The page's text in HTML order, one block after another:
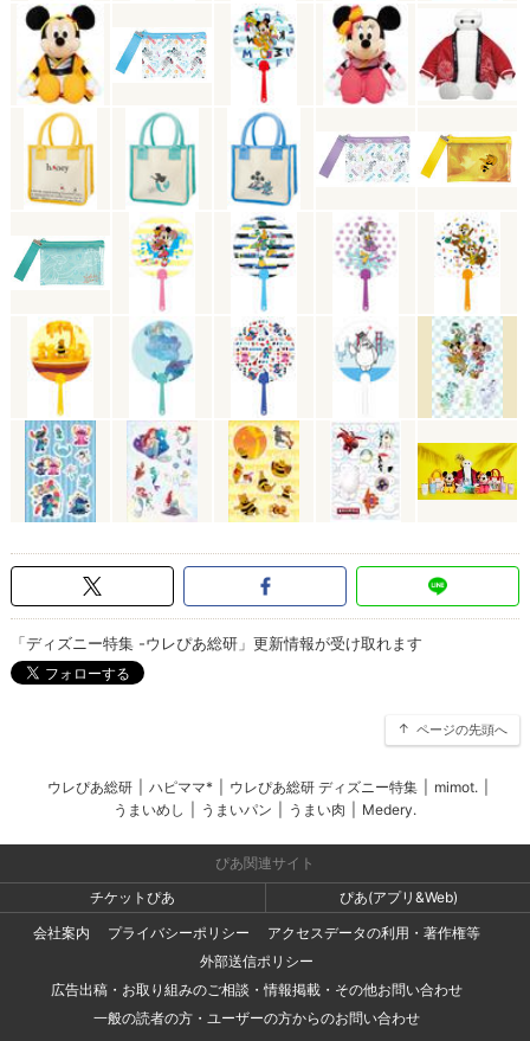
「ディズニー特集 -ウレぴあ総研」更新情報が受け取れます
ページの先頭へ
ウレぴあ総研 ハピママ* ウレぴあ総研 ディズニー特集 mimot.
うまいめし
うまいパン うまい肉 Medery.
ぴあ関連サイト
チケットぴあ
ぴあ(アプリ&Web)
会社案内
プライバシーポリシー
アクセスデータの利用・著作権等
外部送信ポリシー
広告出稿・お取り組みのご相談・情報掲載・その他お問い合わせ
一般の読者の方・ユーザーの方からのお問い合わせ